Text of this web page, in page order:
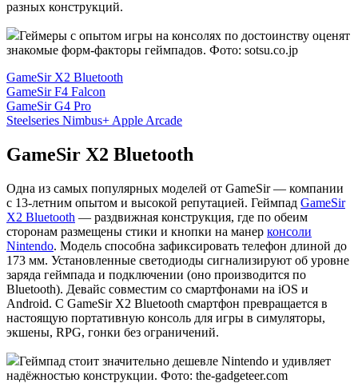
разных конструкций.
Геймеры с опытом игры на консолях по достоинству оценят
знакомые форм-факторы геймпадов. Фото: sotsu.co.jp
GameSir X2 Bluetooth
GameSir F4 Falcon
GameSir G4 Pro
Steelseries Nimbus+ Apple Arcade
GameSir X2 Bluetooth
Одна из самых популярных моделей от GameSir — компании
с 13-летним опытом и высокой репутацией. Геймпад GameSir
X2 Bluetooth — раздвижная конструкция, где по обеим
сторонам размещены стики и кнопки на манер консоли
Nintendo. Модель способна зафиксировать телефон длиной до
173 мм. Установленные светодиоды сигнализируют об уровне
заряда геймпада и подключении (оно производится по
Bluetooth). Девайс совместим со смартфонами на iOS и
Android. С GameSir X2 Bluetooth смартфон превращается в
настоящую портативную консоль для игры в симуляторы,
экшены, RPG, гонки без ограничений.
Геймпад стоит значительно дешевле Nintendo и удивляет
надёжностью конструкции. Фото: the-gadgeteer.com